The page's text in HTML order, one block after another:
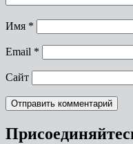
Имя *
Email *
Сайт